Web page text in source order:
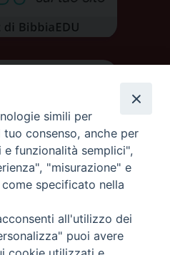
DI AOSTA
D'AOSTE
simili per
consenso, anche per
funzionalità semplici",
"misurazione" e
specificato nella
all'utilizzo dei
puoi avere